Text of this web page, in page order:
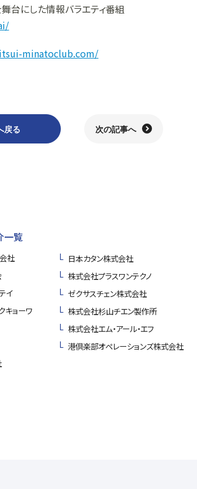
台にした情報バラエティ番組
minatoclub.com/
次の記事へ
戻る
一覧
社
イ
キョーワ
日本カタン株式会社
株式会社プラスワンテクノ
ゼクサスチェン株式会社
株式会社杉山チエン製作所
株式会社エム・アール・エフ
港倶楽部オペレーションズ株式会社